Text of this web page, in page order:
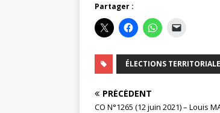
Partager :
ÉLECTIONS
PRÉCÉDENT
CO N°1265 (12 juin 2021) – Louis